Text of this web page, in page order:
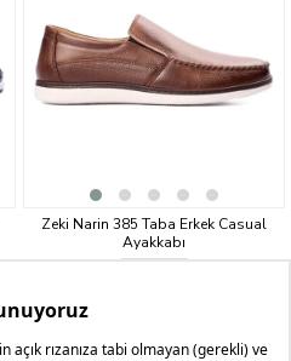
Zeki Narin 385 Taba Erkek Casual
Ayakkabı